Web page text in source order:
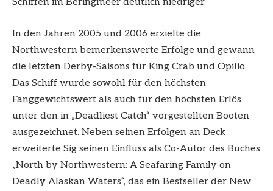
In den Jahren 2005 und 2006 erzielte die
Northwestern bemerkenswerte Erfolge und gewann
die letzten Derby-Saisons für King Crab und Opilio.
Das Schiff wurde sowohl für den höchsten
Fanggewichtswert als auch für den höchsten Erlös
unter den in „Deadliest Catch“ vorgestellten Booten
ausgezeichnet. Neben seinen Erfolgen an Deck
erweiterte Sig seinen Einfluss als Co-Autor des Buches
„North by Northwestern: A Seafaring Family on
Deadly Alaskan Waters“, das ein Bestseller der New